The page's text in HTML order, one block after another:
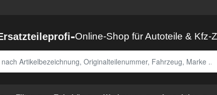
-Online-Shop für Autoteile & Kfz-